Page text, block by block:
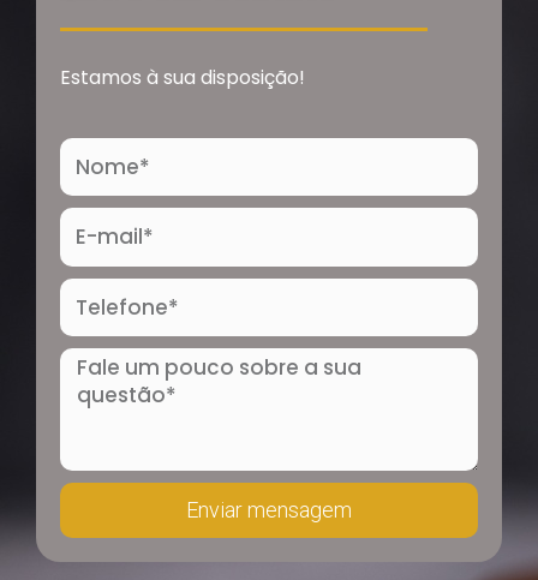
Estamos à sua disposição!
Nome
E-
mail
Telefone
Mensagem
Enviar mensagem